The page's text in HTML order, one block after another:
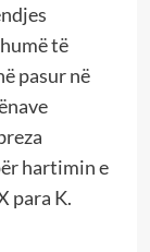
të
pasur në
hartimin e
para K.